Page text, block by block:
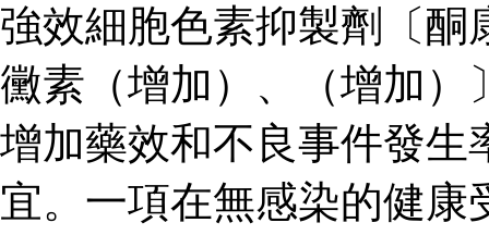
強效細胞色素抑製劑〔酮
黴素（增加）、（增加）
增加藥效和不良事件發生
宜。一項在無感染的健